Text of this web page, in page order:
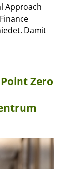
Approach
Damit
Zero